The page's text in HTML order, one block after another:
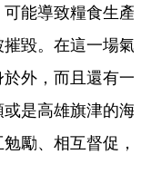
能導致糧食生產
毀。在這一場氣
外，而且還有一
是高雄旗津的海
勵、相互督促，